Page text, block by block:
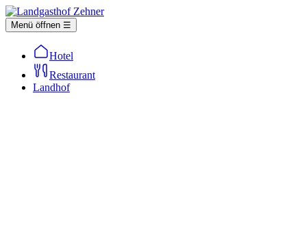
Menü öffnen ☰
Hotel
Restaurant
Landhof